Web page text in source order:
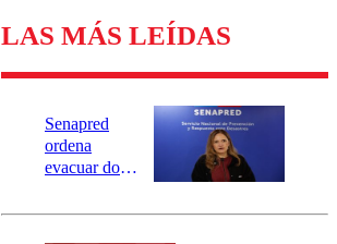
LAS MÁS LEÍDAS
Senapred
ordena
evacuar dos
Carahue por